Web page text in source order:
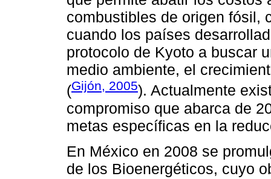
combustibles de origen fósil,
cuando los países
protocolo de Kyoto a buscar
medio ambiente, el
(Gijón, 2005). Actualmente
compromiso que abarca de
metas específicas en la
En México en 2008 se
de los Bioenergéticos, cuyo